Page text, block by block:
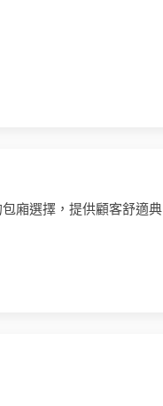
廂選擇，提供顧客舒適典